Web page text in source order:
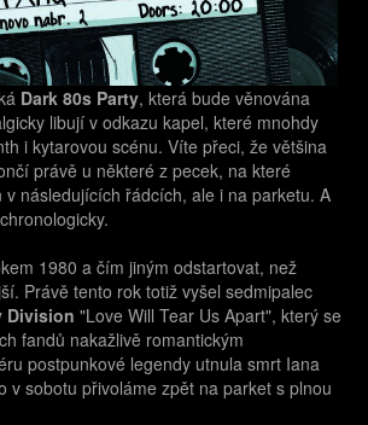
Dark 80s Party, která bude věnována
libují v odkazu kapel, které mnohdy
i kytarovou scénu. Víte přeci, že většina
právě u některé z pecek, na které
v následujících řádcích, ale i na parketu. A
1980 a čím jiným odstartovat, než
Právě tento rok totiž vyšel sedmipalec
Division "Love Will Tear Us Apart", který se
fandů nakažlivě romantickým
postpunkové legendy utnula smrt Iana
v sobotu přivoláme zpět na parket s plnou